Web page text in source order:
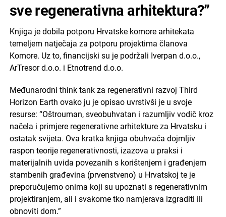
sve regenerativna arhitektura?”
Knjiga je dobila potporu Hrvatske komore arhitekata
temeljem natječaja za potporu projektima članova
Komore. Uz to, financijski su je podržali Iverpan d.o.o.,
ArTresor d.o.o. i Etnotrend d.o.o.
Međunarodni think tank za regenerativni razvoj Third
Horizon Earth ovako ju je opisao uvrstivši je u svoje
resurse: “Oštrouman, sveobuhvatan i razumljiv vodič kroz
načela i primjere regenerativne arhitekture za Hrvatsku i
ostatak svijeta. Ova kratka knjiga obuhvaća dojmljiv
raspon teorije regenerativnosti, izazova u praksi i
materijalnih uvida povezanih s korištenjem i građenjem
stambenih građevina (prvenstveno) u Hrvatskoj te je
preporučujemo onima koji su upoznati s regenerativnim
projektiranjem, ali i svakome tko namjerava izgraditi ili
obnoviti dom.”